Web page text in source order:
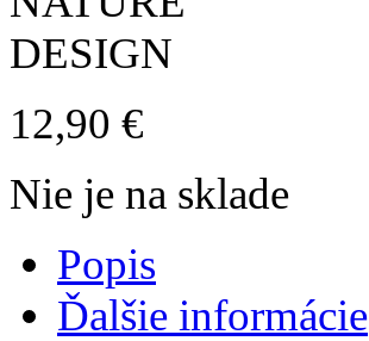
12,90 €
Nie je na sklade
Popis
Ďalšie informácie